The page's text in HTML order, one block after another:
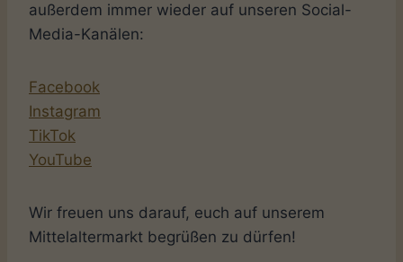
außerdem immer wieder auf unseren Social-
Media-Kanälen:
Facebook
Instagram
TikTok
YouTube
Wir freuen uns darauf, euch auf unserem
Mittelaltermarkt begrüßen zu dürfen!